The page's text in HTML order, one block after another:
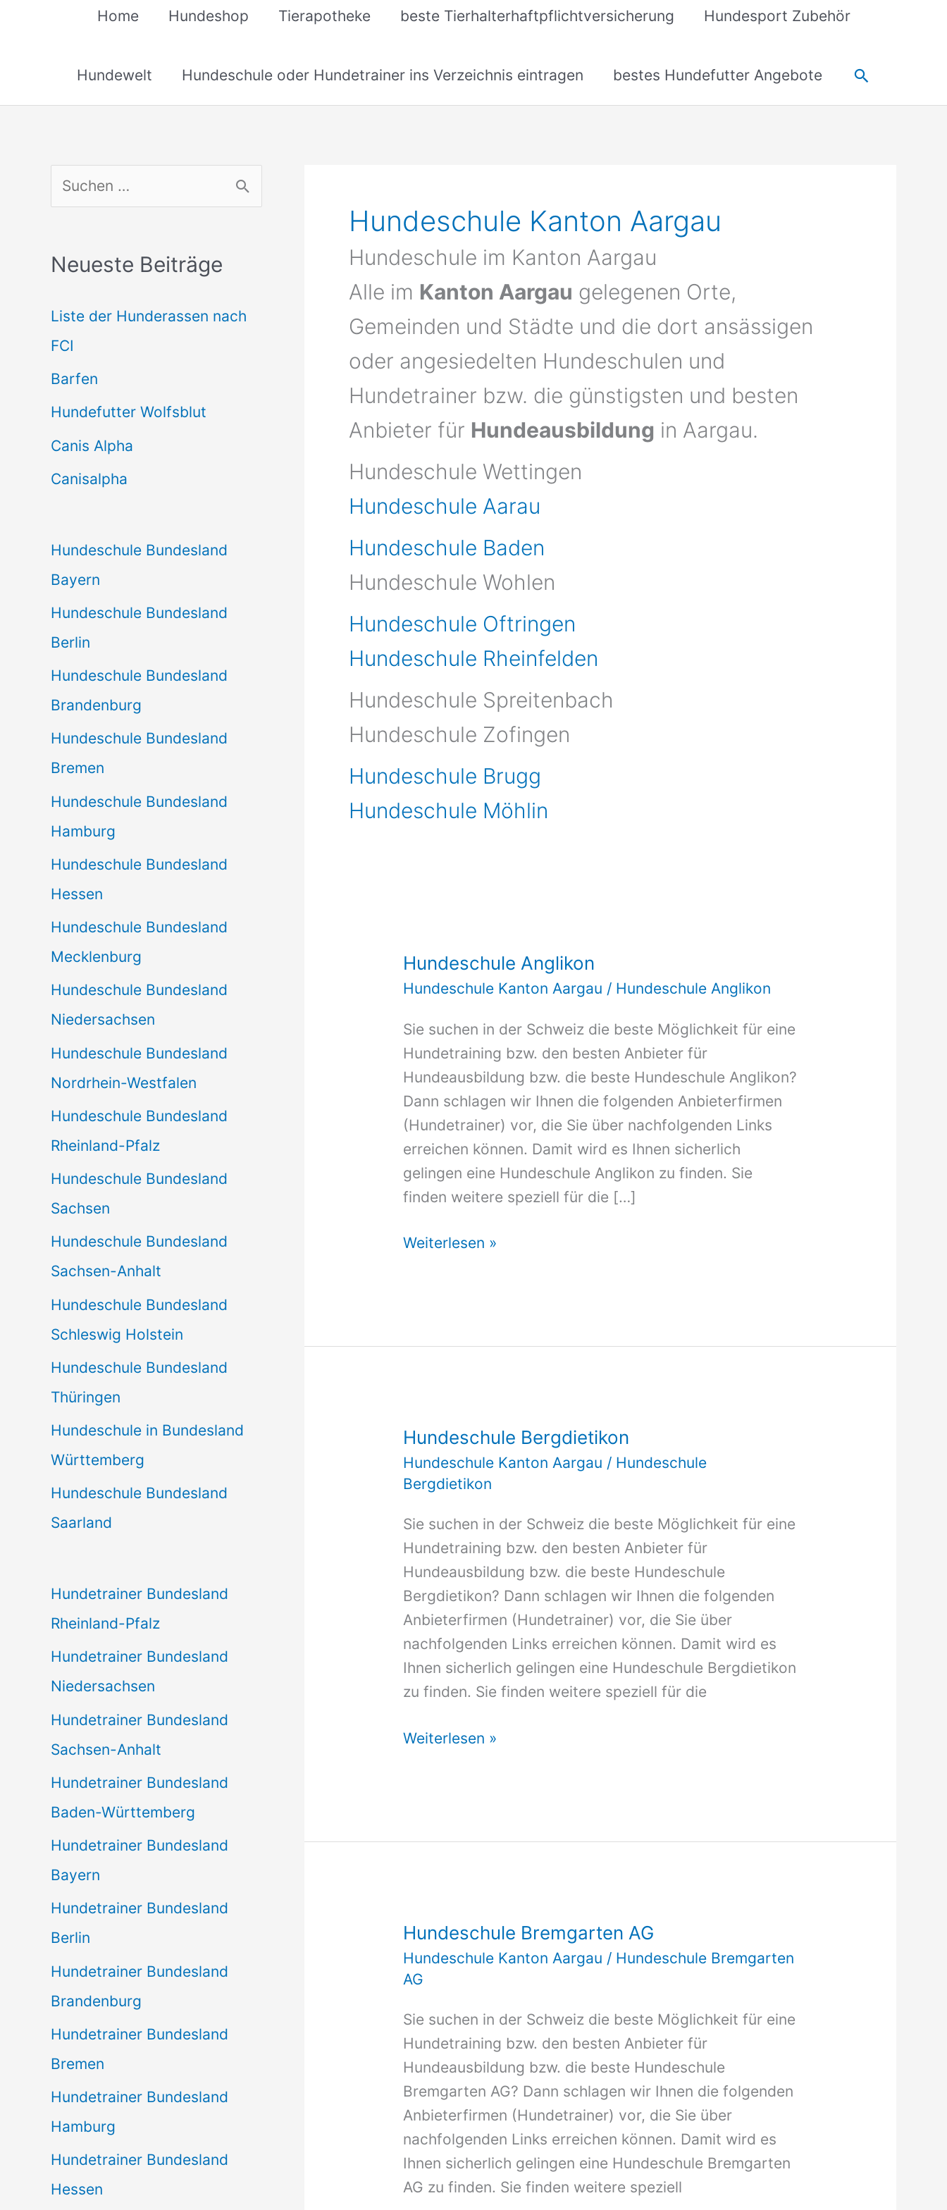
Home Hundeshop Tierapotheke beste Tierhalterhaftpflichtversicherung Hundesport Zubehör
Hundewelt Hundeschule oder Hundetrainer ins Verzeichnis eintragen bestes Hundefutter Angebote Suchen
u
h
n
n
a
c
h
:
Neueste Beiträge
Liste der Hunderassen nach
FCI
Barfen
Hundefutter Wolfsblut
Canis Alpha
Canisalpha
Hundeschule Bundesland
Bayern
Hundeschule Bundesland
Berlin
Hundeschule Bundesland
Brandenburg
Hundeschule Bundesland
Bremen
Hundeschule Bundesland
Hamburg
Hundeschule Bundesland
Hessen
Hundeschule Bundesland
Mecklenburg
Hundeschule Bundesland
Niedersachsen
Hundeschule Bundesland
Nordrhein-Westfalen
Hundeschule Bundesland
Rheinland-Pfalz
Hundeschule Bundesland
Sachsen
Hundeschule Bundesland
Sachsen-Anhalt
Hundeschule Bundesland
Schleswig Holstein
Hundeschule Bundesland
Thüringen
Hundeschule in Bundesland
Württemberg
Hundeschule Bundesland
Saarland
Hundetrainer Bundesland
Rheinland-Pfalz
Hundetrainer Bundesland
Niedersachsen
Hundetrainer Bundesland
Sachsen-Anhalt
Hundetrainer Bundesland
Baden-Württemberg
Hundetrainer Bundesland
Bayern
Hundetrainer Bundesland
Berlin
Hundetrainer Bundesland
Brandenburg
Hundetrainer Bundesland
Bremen
Hundetrainer Bundesland
Hamburg
Hundetrainer Bundesland
Hessen
Hundeschule Kanton Aargau
Hundeschule im Kanton Aargau
Alle im Kanton Aargau gelegenen Orte,
Gemeinden und Städte und die dort ansässigen
oder angesiedelten Hundeschulen und
Hundetrainer bzw. die günstigsten und besten
Anbieter für Hundeausbildung in Aargau.
Hundeschule Wettingen
Hundeschule Aarau
Hundeschule Baden
Hundeschule Wohlen
Hundeschule Oftringen
Hundeschule Rheinfelden
Hundeschule Spreitenbach
Hundeschule Zofingen
Hundeschule Brugg
Hundeschule Möhlin
Hundeschule Anglikon
Hundeschule Kanton Aargau / Hundeschule Anglikon
Sie suchen in der Schweiz die beste Möglichkeit für eine
Hundetraining bzw. den besten Anbieter für
Hundeausbildung bzw. die beste Hundeschule Anglikon?
Dann schlagen wir Ihnen die folgenden Anbieterfirmen
(Hundetrainer) vor, die Sie über nachfolgenden Links
erreichen können. Damit wird es Ihnen sicherlich
gelingen eine Hundeschule Anglikon zu finden. Sie
finden weitere speziell für die […]
Hundeschule
Weiterlesen »
Hundeschule Bergdietikon
Hundeschule Kanton Aargau / Hundeschule
Bergdietikon
Sie suchen in der Schweiz die beste Möglichkeit für eine
Hundetraining bzw. den besten Anbieter für
Hundeausbildung bzw. die beste Hundeschule
Bergdietikon? Dann schlagen wir Ihnen die folgenden
Anbieterfirmen (Hundetrainer) vor, die Sie über
nachfolgenden Links erreichen können. Damit wird es
Ihnen sicherlich gelingen eine Hundeschule Bergdietikon
zu finden. Sie finden weitere speziell für die
Hundeschule
Weiterlesen »
Hundeschule Bremgarten AG
Hundeschule Kanton Aargau / Hundeschule Bremgarten
AG
Sie suchen in der Schweiz die beste Möglichkeit für eine
Hundetraining bzw. den besten Anbieter für
Hundeausbildung bzw. die beste Hundeschule
Bremgarten AG? Dann schlagen wir Ihnen die folgenden
Anbieterfirmen (Hundetrainer) vor, die Sie über
nachfolgenden Links erreichen können. Damit wird es
Ihnen sicherlich gelingen eine Hundeschule Bremgarten
AG zu finden. Sie finden weitere speziell